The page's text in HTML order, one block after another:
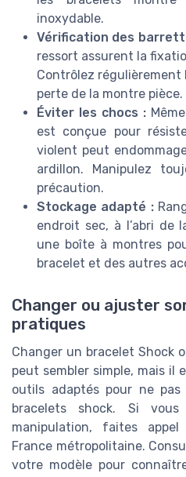
inoxydable.
Vérification des
ressort assurent la
Contrôlez
perte de la montre pièce.
Éviter les chocs :
est conçue pour
violent peut
ardillon. Manipulez
précaution.
Stockage adapté :
endroit sec, à l’abri de
une boîte à montres
bracelet et des autres
Changer ou ajuster
pratiques
Changer un bracelet Shock
peut sembler simple, mais il
outils adaptés pour ne
bracelets shock. Si
manipulation, faites
France métropolitaine.
votre modèle pour